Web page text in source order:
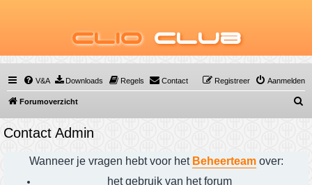
Clio Club
V&A Downloads Regels Contact Aanmelden
Registreer
Forumoverzicht
o
Contact Admin
Wanneer je vragen hebt voor het Beheerteamover:
het gebruik van het forum